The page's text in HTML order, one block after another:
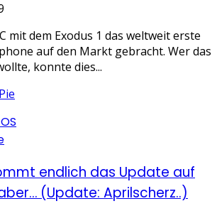
mit dem Exodus 1 das weltweit erste
auf den Markt gebracht. Wer das
konnte dies...
endlich das Update auf
(Update: Aprilscherz..)